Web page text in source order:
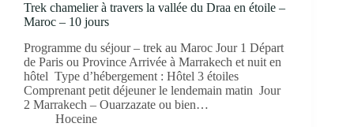
Trek chamelier à travers la vallée du Draa en étoile –
Maroc – 10 jours
Programme du séjour – trek au Maroc Jour 1 Départ
de Paris ou Province Arrivée à Marrakech et nuit en
hôtel Type d’hébergement : Hôtel 3 étoiles
Comprenant petit déjeuner le lendemain matin Jour
2 Marrakech – Ouarzazate ou bien…
Hoceine